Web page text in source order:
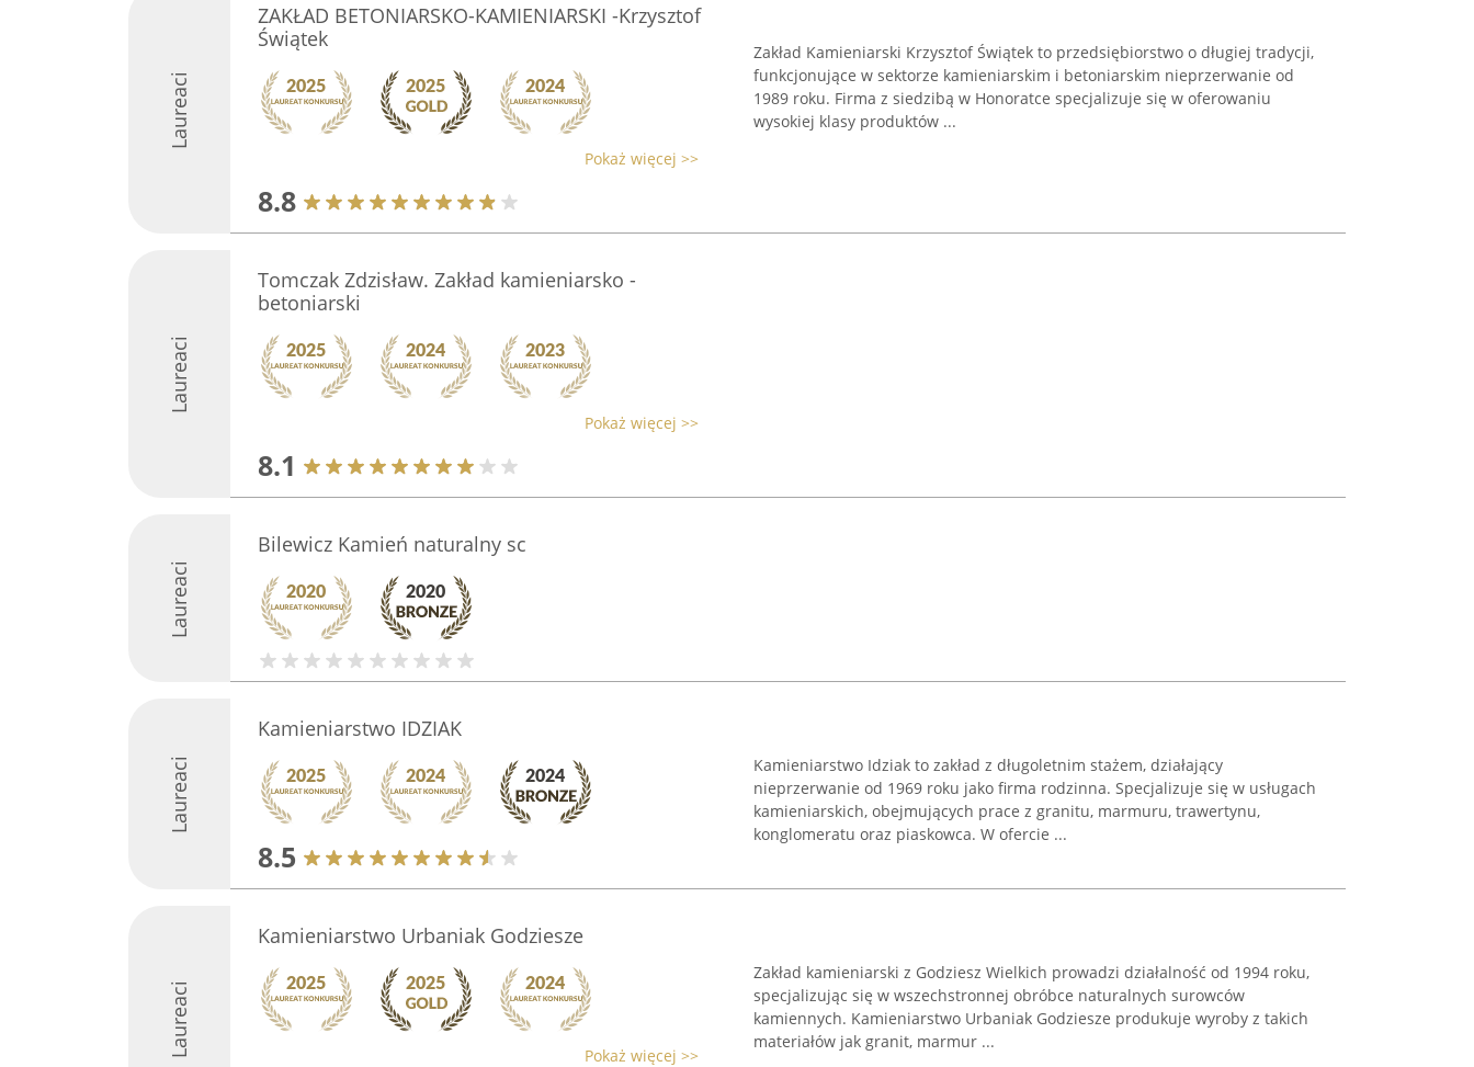
Laureaci
ZAKŁAD BETONIARSKO-KAMIENIARSKI -Krzysztof
Świątek
Pokaż więcej >>
8.8
Zakład Kamieniarski Krzysztof Świątek to przedsiębiorstwo o długiej tradycji,
funkcjonujące w sektorze kamieniarskim i betoniarskim nieprzerwanie od
1989 roku. Firma z siedzibą w Honoratce specjalizuje się w oferowaniu
wysokiej klasy produktów ...
Laureaci
Tomczak Zdzisław. Zakład kamieniarsko -
betoniarski
Pokaż więcej >>
8.1
Laureaci
Bilewicz Kamień naturalny sc
Laureaci
Kamieniarstwo IDZIAK
8.5
Kamieniarstwo Idziak to zakład z długoletnim stażem, działający
nieprzerwanie od 1969 roku jako firma rodzinna. Specjalizuje się w usługach
kamieniarskich, obejmujących prace z granitu, marmuru, trawertynu,
konglomeratu oraz piaskowca. W ofercie ...
Laureaci
Kamieniarstwo Urbaniak Godziesze
Pokaż więcej >>
Zakład kamieniarski z Godziesz Wielkich prowadzi działalność od 1994 roku,
specjalizując się w wszechstronnej obróbce naturalnych surowców
kamiennych. Kamieniarstwo Urbaniak Godziesze produkuje wyroby z takich
materiałów jak granit, marmur ...